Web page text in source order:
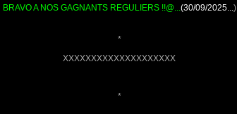
BRAVO A NOS GAGNANTS REGULIERS !!@...(30/09/2025...)
*
XXXXXXXXXXXXXXXXXXXX
*